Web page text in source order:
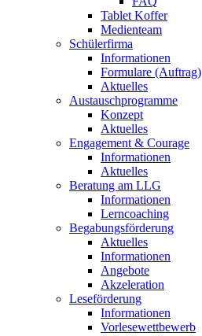
Tablet Koffer
Medienteam
Schülerfirma
Informationen
Formulare (Auftrag)
Aktuelles
Austauschprogramme
Konzept
Aktuelles
Engagement & Courage
Informationen
Aktuelles
Beratung am LLG
Informationen
Lerncoaching
Begabungsförderung
Aktuelles
Informationen
Angebote
Akzeleration
Leseförderung
Informationen
Vorlesewettbewerb